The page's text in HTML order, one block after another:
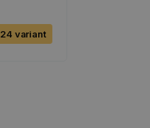
24 variant